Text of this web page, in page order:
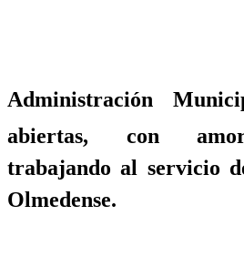
Administración
abiertas, con
trabajando al servicio
Olmedense.